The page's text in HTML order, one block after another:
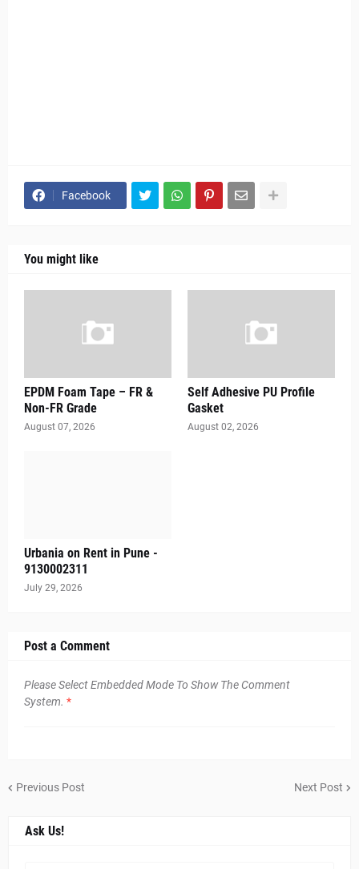
Facebook
You might like
EPDM Foam Tape – FR &
Non-FR Grade
August 07, 2026
Self Adhesive PU Profile
Gasket
August 02, 2026
Urbania on Rent in Pune -
9130002311
July 29, 2026
Post a Comment
Please Select Embedded Mode To Show The Comment
System. *
Previous Post Next Post
Ask Us!